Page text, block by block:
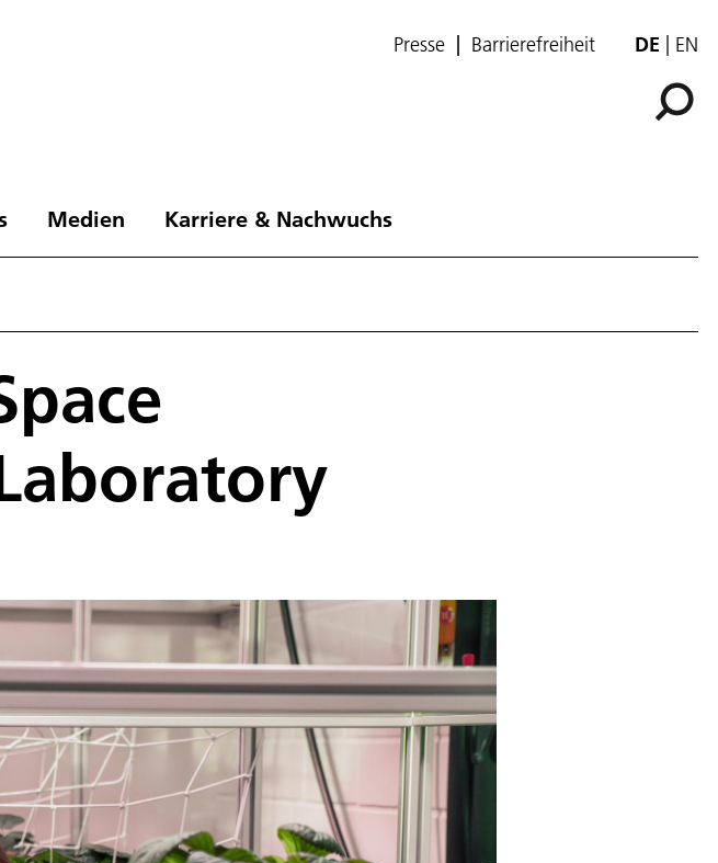
Presse Barrierefreiheit DE EN
Medien Karriere & Nachwuchs